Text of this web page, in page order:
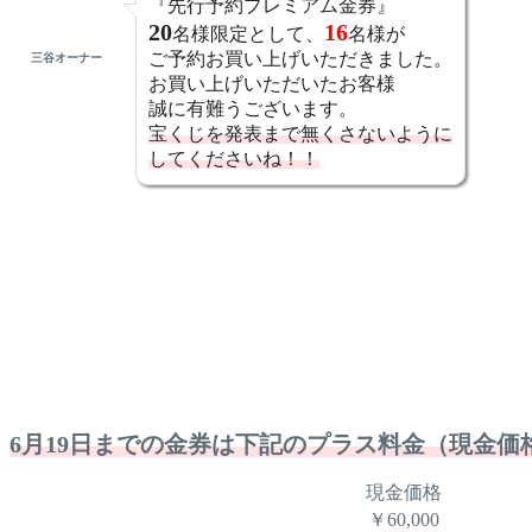
三谷オーナー
『先行予約プレミアム金券』
20名様限定として、 16名様が
ご予約お買い上げいただきました。
お買い上げいただいたお客様
誠に有難うございます。
宝くじを発表まで無くさないように
してくださいね！！
6月19日までの金券は下記のプラス料金（現金価
現金価格
￥60,000